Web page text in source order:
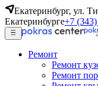
Екатеринбург, ул.
Екатеринбурге+7
Ремонт
Ремонт
Ремонт